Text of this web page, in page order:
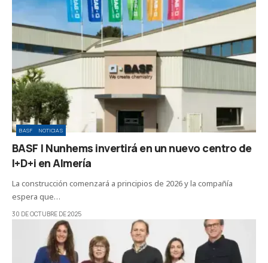
BASF NOTICIAS
BASF | Nunhems invertirá en un nuevo centro de
I+D+i en Almería
La construcción comenzará a principios de 2026 y la compañía
espera que…
30 DE OCTUBRE DE 2025